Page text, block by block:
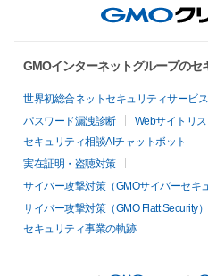
GMOインターネットグループのセ
世界初総合ネットセキュリティサービ
パスワード漏洩診断
Webサイトリ
セキュリティ相談AIチャットボット
実在証明・盗聴対策
サイバー攻撃対策（GMOサイバーセキ
サイバー攻撃対策（GMO Flatt Security）
セキュリティ事業の軌跡